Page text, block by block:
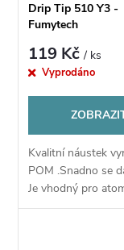
Drip Tip 510 Y3 -
Fumytech
119 Kč/ ks
Vyprodáno
Kvalitní náustek
POM .Snadno se
Je vhodný pro
510 standardem.